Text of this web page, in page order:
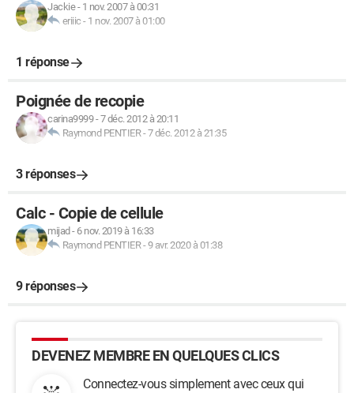
Jackie- 1 nov. 2007 à 00:31
eriiic - 1 nov. 2007 à 01:00
1 réponse
Poignée de recopie
carina9999-7 déc. 2012 à 20:11
Raymond PENTIER-7 déc. 2012 à 21:35
3 réponses
Calc - Copie de cellule
mijad - 6 nov. 2019 à 16:33
Raymond PENTIER-9 avr. 2020 à 01:38
9 réponses
DEVENEZ MEMBRE EN QUELQUES CLICS
Connectez-vous simplement avec ceux qui